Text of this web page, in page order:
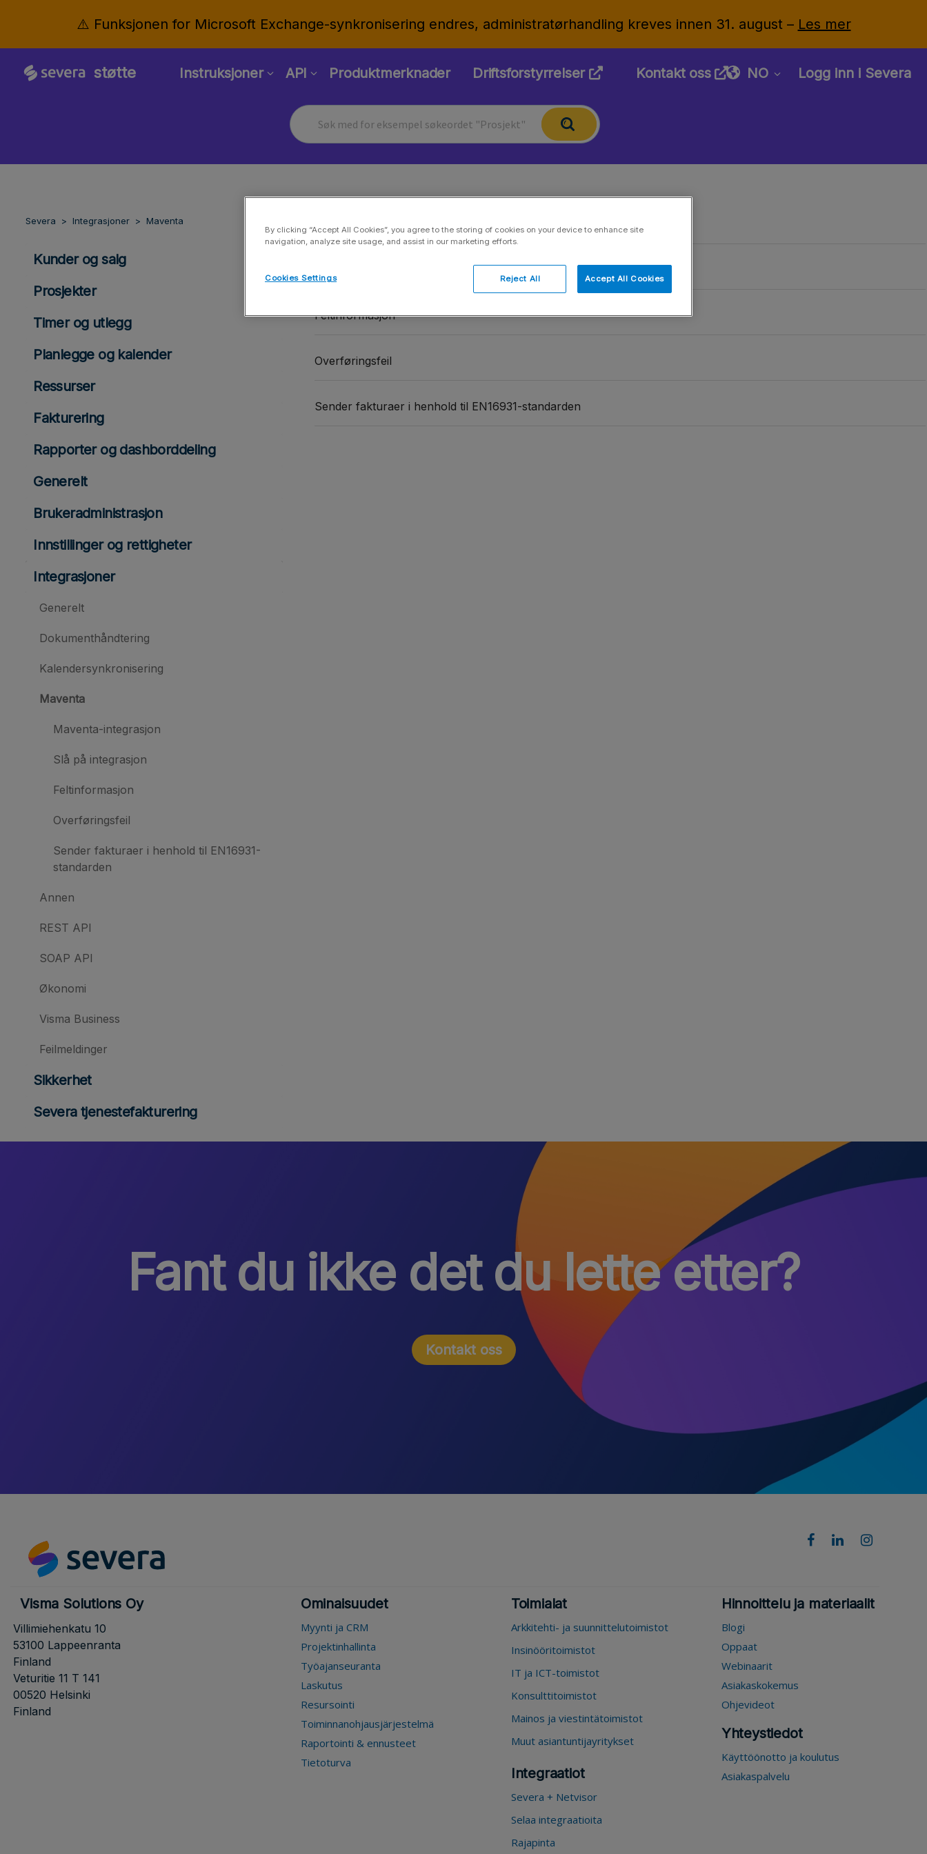
⚠️ Funksjonen for Microsoft Exchange-synkronisering endres, administratørhandling kreves innen 31. august – Les mer
støtte Instruksjoner API Produktmerknader Driftsforstyrrelser Kontakt oss NO Logg inn i Severa
Severa Integrasjoner Maventa
Kunder og salg
Prosjekter
Timer og utlegg
Planlegge og kalender
Ressurser
Fakturering
Rapporter og dashborddeling
Generelt
Brukeradministrasjon
Innstillinger og rettigheter
Integrasjoner
Generelt
Dokumenthåndtering
Kalendersynkronisering
Maventa
Maventa-integrasjon
Slå på integrasjon
Feltinformasjon
Overføringsfeil
Sender fakturaer i henhold til EN16931-
standarden
Annen
REST API
SOAP API
Økonomi
Visma Business
Feilmeldinger
Sikkerhet
Severa tjenestefakturering
Maventa-integrasjon
Feltinformasjon
Overføringsfeil
Sender fakturaer i henhold til EN16931-standarden
Fant du ikke det du lette etter?
Kontakt oss
Visma Solutions Oy
Villimiehenkatu 10
53100 Lappeenranta
Finland
Veturitie 11 T 141
00520 Helsinki
Finland
Ominaisuudet
Myynti ja CRM
Projektinhallinta
Työajanseuranta
Laskutus
Resursointi
Toiminnanohjausjärjestelmä
Raportointi & ennusteet
Tietoturva
Toimialat
Arkkitehti- ja suunnittelutoimistot
Insinööritoimistot
IT ja ICT-toimistot
Konsulttitoimistot
Mainos ja viestintätoimistot
Muut asiantuntijayritykset
Integraatiot
Severa + Netvisor
Selaa integraatioita
Rajapinta
Hinnoittelu ja materiaalit
Blogi
Oppaat
Webinaarit
Asiakaskokemus
Ohjevideot
Yhteystiedot
Käyttöönotto ja koulutus
Asiakaspalvelu
By clicking “Accept All Cookies”, you agree to the storing of cookies on your device to enhance site
navigation, analyze site usage, and assist in our marketing efforts.
Cookies Settings Reject All Accept All Cookies